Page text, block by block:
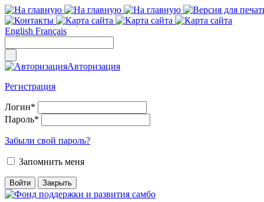
English Français
Авторизация
Регистрация
Логин*
Пароль*
Забыли свой пароль?
Запомнить меня